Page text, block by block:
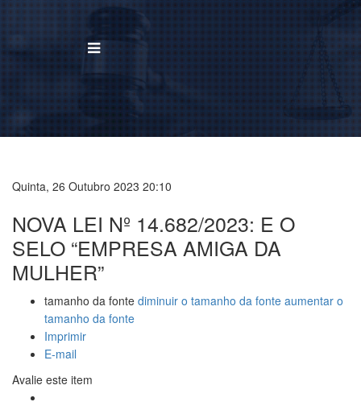
Quinta, 26 Outubro 2023 20:10
NOVA LEI Nº 14.682/2023: E O
SELO “EMPRESA AMIGA DA
MULHER”
tamanho da fonte diminuir o tamanho da fonte aumentar o
tamanho da fonte
Imprimir
E-mail
Avalie este item
BUSCAR
Institucional
Área de Atuação
Treinamentos
Trabalhe Conosco